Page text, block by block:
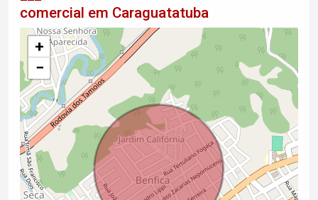
comercial em Caraguatatuba
+
−